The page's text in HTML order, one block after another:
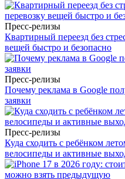
Пресс-релизы
Квартирный переезд без
вещей быстро и безопасно
Пресс-релизы
Почему реклама в Google
заявки
Пресс-релизы
Куда сходить с ребёнком
велосипеды и активные